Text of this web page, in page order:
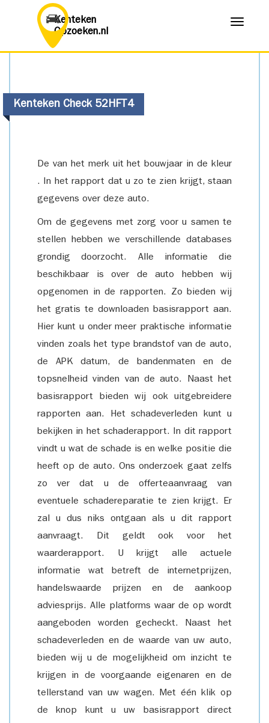
Kenteken
Opzoeken.nl
Menu
Kenteken Check 52HFT4
De van het merk uit het bouwjaar in de kleur
. In het rapport dat u zo te zien krijgt, staan
gegevens over deze auto.
Om de gegevens met zorg voor u samen te
stellen hebben we verschillende databases
grondig doorzocht. Alle informatie die
beschikbaar is over de auto hebben wij
opgenomen in de rapporten. Zo bieden wij
het gratis te downloaden basisrapport aan.
Hier kunt u onder meer praktische informatie
vinden zoals het type brandstof van de auto,
de APK datum, de bandenmaten en de
topsnelheid vinden van de auto. Naast het
basisrapport bieden wij ook uitgebreidere
rapporten aan. Het schadeverleden kunt u
bekijken in het schaderapport. In dit rapport
vindt u wat de schade is en welke positie die
heeft op de auto. Ons onderzoek gaat zelfs
zo ver dat u de offerteaanvraag van
eventuele schadereparatie te zien krijgt. Er
zal u dus niks ontgaan als u dit rapport
aanvraagt. Dit geldt ook voor het
waarderapport. U krijgt alle actuele
informatie wat betreft de internetprijzen,
handelswaarde prijzen en de aankoop
adviesprijs. Alle platforms waar de op wordt
aangeboden worden gecheckt. Naast het
schadeverleden en de waarde van uw auto,
bieden wij u de mogelijkheid om inzicht te
krijgen in de voorgaande eigenaren en de
tellerstand van uw wagen. Met één klik op
de knop kunt u uw basisrapport direct